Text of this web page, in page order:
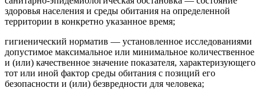
здоровья населения и среды обитания на определенной
территории в конкретно указанное время;
гигиенический норматив — установленное исследованиями
допустимое максимальное или минимальное количественное
и (или) качественное значение показателя, характеризующего
тот или иной фактор среды обитания с позиций его
безопасности и (или) безвредности для человека;